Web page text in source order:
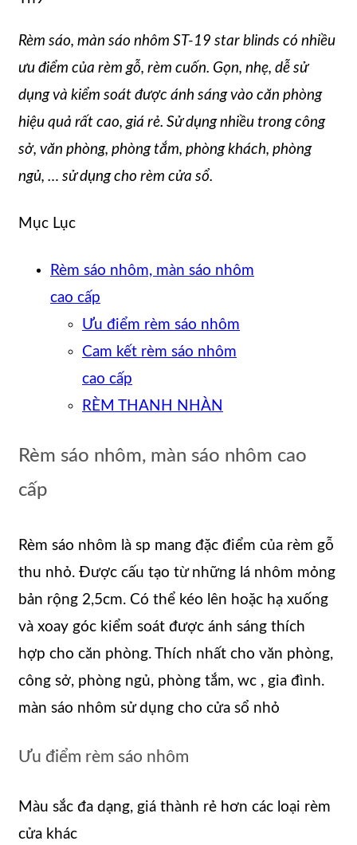
Rèm sáo, màn sáo nhôm ST-19 star blinds có nhiều
ưu điểm của rèm gỗ, rèm cuốn. Gọn, nhẹ, dễ sử
dụng và kiểm soát được ánh sáng vào căn phòng
hiệu quả rất cao, giá rẻ. Sử dụng nhiều trong công
sở, văn phòng, phòng tắm, phòng khách, phòng
ngủ, … sử dụng cho rèm cửa sổ.
Mục Lục
Rèm sáo nhôm, màn sáo nhôm
cao cấp
Ưu điểm rèm sáo nhôm
Cam kết rèm sáo nhôm
cao cấp
RÈM THANH NHÀN
Rèm sáo nhôm, màn sáo nhôm cao
cấp
Rèm sáo nhôm là sp mang đặc điểm của rèm gỗ
thu nhỏ. Được cấu tạo từ những lá nhôm mỏng
bản rộng 2,5cm. Có thể kéo lên hoặc hạ xuống
và xoay góc kiểm soát được ánh sáng thích
hợp cho căn phòng. Thích nhất cho văn phòng,
công sở, phòng ngủ, phòng tắm, wc , gia đình.
màn sáo nhôm sử dụng cho cửa sổ nhỏ
Ưu điểm rèm sáo nhôm
Màu sắc đa dạng, giá thành rẻ hơn các loại rèm
cửa khác